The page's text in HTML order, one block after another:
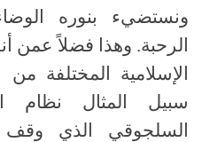
ونستضيء بنوره
الرحبة. وهذا فضلاً عمن
الإسلامية المختلفة
السلجوقي الذي وقف